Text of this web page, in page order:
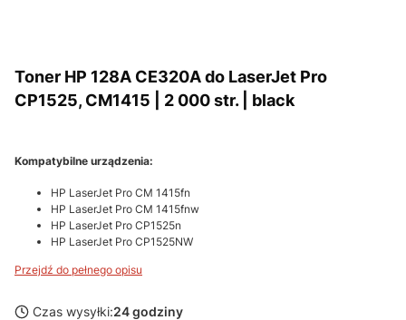
Toner HP 128A CE320A do LaserJet Pro
CP1525, CM1415 | 2 000 str. | black
Kompatybilne urządzenia:
HP LaserJet Pro CM 1415fn
HP LaserJet Pro CM 1415fnw
HP LaserJet Pro CP1525n
HP LaserJet Pro CP1525NW
Przejdź do pełnego opisu
Czas wysyłki:24 godziny